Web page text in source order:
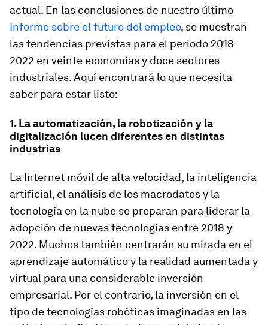
actual. En las conclusiones de nuestro último
Informe sobre el futuro del empleo, se muestran
las tendencias previstas para el periodo 2018-
2022 en veinte economías y doce sectores
industriales. Aquí encontrará lo que necesita
saber para estar listo:
1. La automatización, la robotización y la
digitalización lucen diferentes en distintas
industrias
La Internet móvil de alta velocidad, la inteligencia
artificial, el análisis de los macrodatos y la
tecnología en la nube se preparan para liderar la
adopción de nuevas tecnologías entre 2018 y
2022. Muchos también centrarán su mirada en el
aprendizaje automático y la realidad aumentada y
virtual para una considerable inversión
empresarial. Por el contrario, la inversión en el
tipo de tecnologías robóticas imaginadas en las